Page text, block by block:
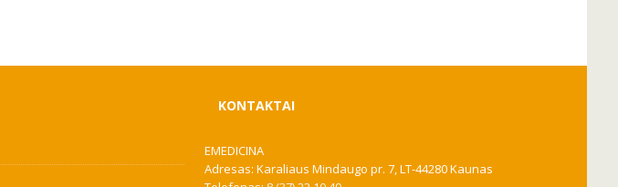
KONTAKTAI
EMEDICINA
Adresas: Karaliaus Mindaugo pr. 7, LT-44280 Kaunas